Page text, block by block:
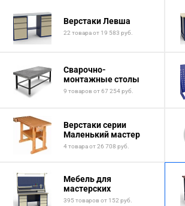
Верстаки Левша
22 товара от 19 583 руб.
Сварочно-
монтажные столы
9 товаров от 67 254 руб.
Верстаки серии
Маленький мастер
4 товара от 26 708 руб.
Мебель для
мастерских
395 товаров от 152 руб.